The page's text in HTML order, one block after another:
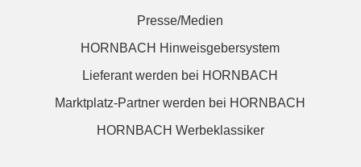
Presse/Medien
HORNBACH Hinweisgebersystem
Lieferant werden bei HORNBACH
Marktplatz-Partner werden bei HORNBACH
HORNBACH Werbeklassiker